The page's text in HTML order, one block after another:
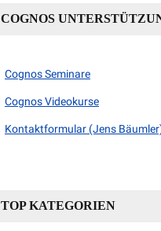
COGNOS
Cognos Seminare
Cognos Videokurse
Kontaktformular (Jens
TOP KATEGORIEN